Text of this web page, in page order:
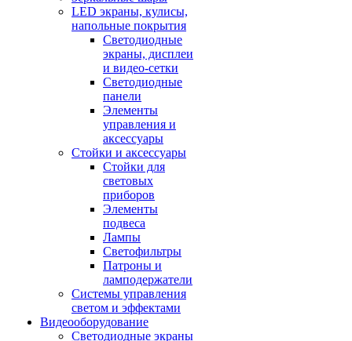
LED экраны, кулисы,
напольные покрытия
Светодиодные
экраны, дисплеи
и видео-сетки
Светодиодные
панели
Элементы
управления и
аксессуары
Стойки и аксессуары
Стойки для
световых
приборов
Элементы
подвеса
Лампы
Светофильтры
Патроны и
ламподержатели
Системы управления
светом и эффектами
Видеооборудование
Светодиодные экраны